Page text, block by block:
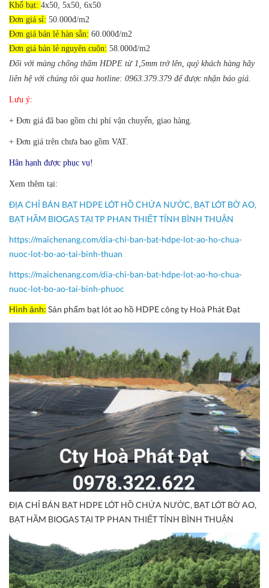
Khổ bạt: 4x50, 5x50, 6x50
Đơn giá sỉ: 50.000đ/m2
Đơn giá bán lẻ hàn sẵn: 60.000đ/m2
Đơn giá bán lẻ nguyên cuộn: 58.000đ/m2
Đối với màng chống thấm HDPE từ 1,5mm trở lên, quý khách hàng hãy
liên hệ với chúng tôi qua hotline: 0963.379.379 để được nhận báo giá.
Lưu ý:
+ Đơn giá đã bao gồm chi phí vận chuyển, giao hàng.
+ Đơn giá trên chưa bao gồm VAT.
Hân hạnh được phục vụ!
Xem thêm tại:
ĐỊA CHỈ BÁN BẠT HDPE LÓT HỒ CHỨA NƯỚC, BẠT LÓT BỜ AO,
BẠT HẦM BIOGAS TẠI TP PHAN THIẾT TỈNH BÌNH THUẬN
https://maichenang.com/dia-chi-ban-bat-hdpe-lot-ao-ho-chua-
nuoc-lot-bo-ao-tai-binh-thuan
https://maichenang.com/dia-chi-ban-bat-hdpe-lot-ao-ho-chua-
nuoc-lot-bo-ao-tai-binh-phuoc
Hình ảnh: Sản phẩm bạt lót ao hồ HDPE công ty Hoà Phát Đạt
ĐỊA CHỈ BÁN BẠT HDPE LÓT HỒ CHỨA NƯỚC, BẠT LÓT BỜ AO,
BẠT HẦM BIOGAS TẠI TP PHAN THIẾT TỈNH BÌNH THUẬN